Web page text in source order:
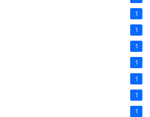
1
1
1
1
1
1
1